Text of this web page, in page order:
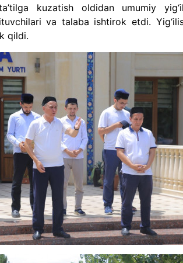
kuzatish oldidan umumiy
va talaba ishtirok etdi.
qildi.